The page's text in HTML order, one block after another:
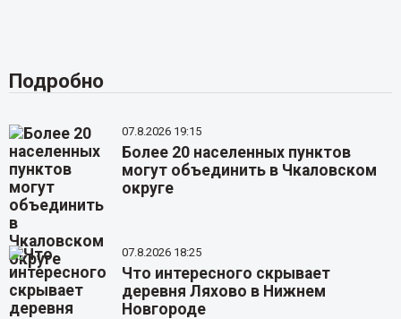
Подробно
07.8.2026 19:15
Более 20 населенных пунктов
могут объединить в Чкаловском
округе
07.8.2026 18:25
Что интересного скрывает
деревня Ляхово в Нижнем
Новгороде